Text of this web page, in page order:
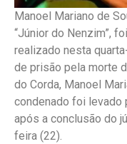
Manoel Mariano de
“Júnior do Nenzim”,
realizado nesta
de prisão pela morte
do Corda, Manoel
condenado foi levado
após a conclusão do
feira (22).